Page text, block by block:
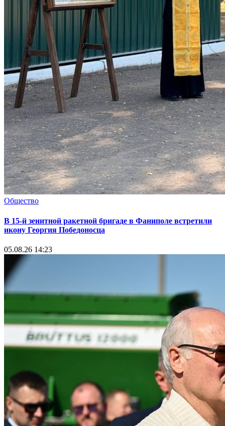
Общество
В 15-й зенитной ракетной бригаде в Фаниполе встретили
икону Георгия Победоносца
05.08.26 14:23